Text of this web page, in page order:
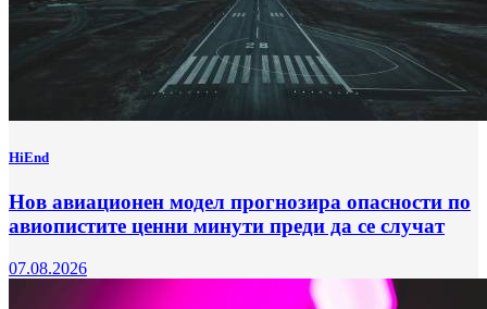
HiEnd
Нов авиационен модел прогнозира опасности по
авиопистите ценни минути преди да се случат
07.08.2026